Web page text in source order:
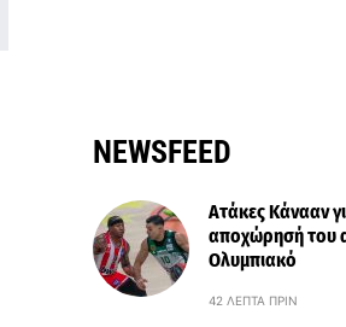
NEWSFEED
Ατάκες Κάνααν
αποχώρησή του
Ολυμπιακό
42 ΛΕΠΤΆ ΠΡΙΝ